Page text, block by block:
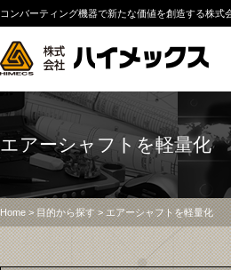
コンバーティング機器で新たな価値を創造する株式
エアーシャフトを軽量化
Home>目的から探す> エアーシャフトを軽量化